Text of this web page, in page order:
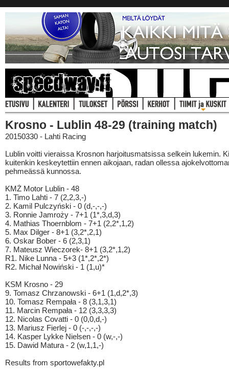
Krosno - Lublin 48-29 (training match)
20150330 - Lahti Racing
Lublin voitti vieraissa Krosnon harjoitusmatsissa selkein lukemin.
kuitenkin keskeytettiin ennen aikojaan, radan ollessa
pehmeässä kunnossa.
KMŻ Motor Lublin - 48
1. Timo Lahti - 7 (2,2,3,-)
2. Kamil Pulczyński - 0 (d,-,-,-)
3. Ronnie Jamroży - 7+1 (1*,3,d,3)
4. Mathias Thoernblom - 7+1 (2,2*,1,2)
5. Max Dilger - 8+1 (3,2*,2,1)
6. Oskar Bober - 6 (2,3,1)
7. Mateusz Wieczorek- 8+1 (3,2*,1,2)
R1. Nike Lunna - 5+3 (1*,2*,2*)
R2. Michał Nowiński - 1 (1,u)*
KSM Krosno - 29
9. Tomasz Chrzanowski - 6+1 (1,d,2*,3)
10. Tomasz Rempała - 8 (3,1,3,1)
11. Marcin Rempała - 12 (3,3,3,3)
12. Nicolas Covatti - 0 (0,0,d,-)
13. Mariusz Fierlej - 0 (-,-,-,-)
14. Kasper Lykke Nielsen - 0 (w,-,-)
15. Dawid Matura - 2 (w,1,1,-)
Results from sportowefakty.pl